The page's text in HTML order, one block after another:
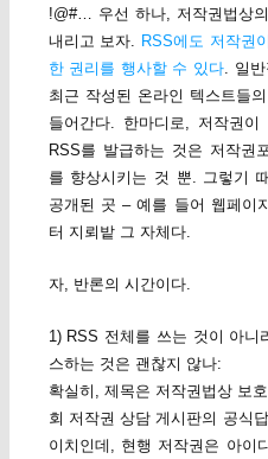
!@#… 우선 하나, 저작권법상
내리고 보자.
RSS에도 저작권
한 권리를 행사할 수 있다 . 일
최근 작성된 온라인 텍스트들
들어간다. 한마디로, 저작권
RSS를 발급하는 것은 저작권
를 향상시키는 것 뿐. 그렇기
공개된 곳 – 예를 들어 웹페이
터 지뢰밭 그 자체다.
자, 반론의 시간이다.
1) RSS 전체를 쓰는 것이 아니
스하는 것은 괜찮지 않나:
확실히, 제목은 저작권법상 보
회 저작권 상담 게시판의 공식
이치인데, 현행 저작권은 아이